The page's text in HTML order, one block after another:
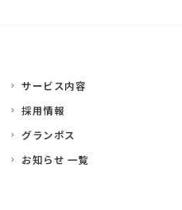
サービス内容
採用情報
グランポス
お知らせ 一覧